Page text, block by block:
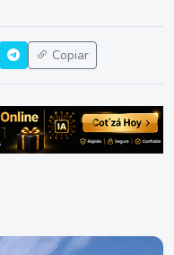
Copiar